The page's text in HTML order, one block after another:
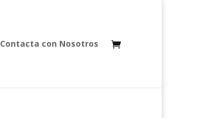
Contacta con Nosotros